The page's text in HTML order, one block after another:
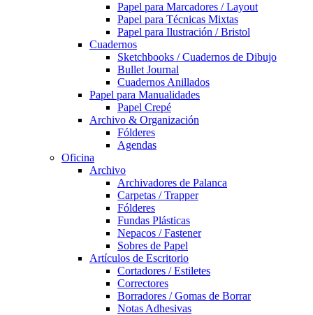
Papel para Marcadores / Layout
Papel para Técnicas Mixtas
Papel para Ilustración / Bristol
Cuadernos
Sketchbooks / Cuadernos de Dibujo
Bullet Journal
Cuadernos Anillados
Papel para Manualidades
Papel Crepé
Archivo & Organización
Fólderes
Agendas
Oficina
Archivo
Archivadores de Palanca
Carpetas / Trapper
Fólderes
Fundas Plásticas
Nepacos / Fastener
Sobres de Papel
Artículos de Escritorio
Cortadores / Estiletes
Correctores
Borradores / Gomas de Borrar
Notas Adhesivas